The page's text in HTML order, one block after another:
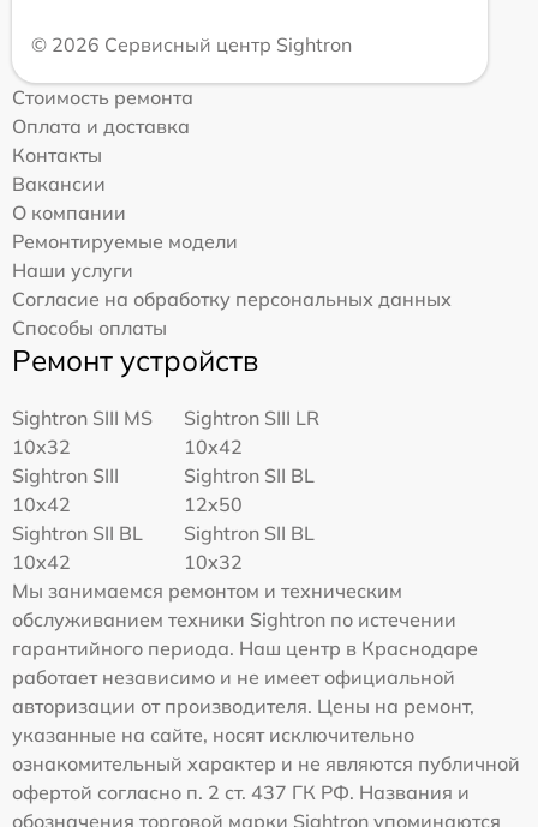
© 2026 Сервисный центр Sightron
Стоимость ремонта
Оплата и доставка
Контакты
Вакансии
О компании
Ремонтируемые модели
Наши услуги
Согласие на обработку персональных данных
Способы оплаты
Ремонт устройств
Sightron SIII MS
10x32
Sightron SIII LR
10x42
Sightron SIII
10x42
Sightron SII BL
12x50
Sightron SII BL
10x42
Sightron SII BL
10x32
Мы занимаемся ремонтом и техническим
обслуживанием техники Sightron по истечении
гарантийного периода. Наш центр в Краснодаре
работает независимо и не имеет официальной
авторизации от производителя. Цены на ремонт,
указанные на сайте, носят исключительно
ознакомительный характер и не являются публичной
офертой согласно п. 2 ст. 437 ГК РФ. Названия и
обозначения торговой марки Sightron упоминаются